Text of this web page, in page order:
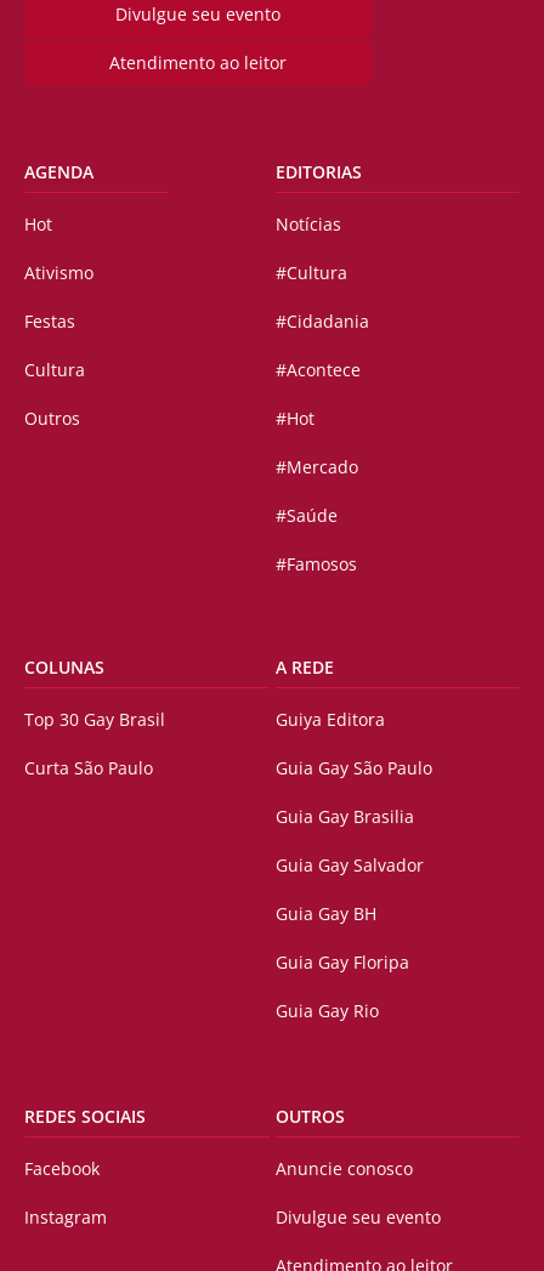
Divulgue seu evento
Atendimento ao leitor
AGENDA
Hot
Ativismo
Festas
Cultura
Outros
EDITORIAS
Notícias
#Cultura
#Cidadania
#Acontece
#Hot
#Mercado
#Saúde
#Famosos
COLUNAS
Top 30 Gay Brasil
Curta São Paulo
A REDE
Guiya Editora
Guia Gay São Paulo
Guia Gay Brasilia
Guia Gay Salvador
Guia Gay BH
Guia Gay Floripa
Guia Gay Rio
REDES SOCIAIS
Facebook
Instagram
OUTROS
Anuncie conosco
Divulgue seu evento
Atendimento ao leitor